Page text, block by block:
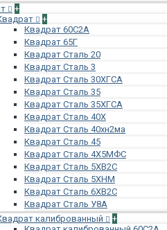
+
+
Квадрат 60С2А
Квадрат 65Г
Квадрат Сталь 20
Квадрат Сталь 3
Квадрат Сталь 30ХГСА
Квадрат Сталь 35
Квадрат Сталь 35ХГСА
Квадрат Сталь 40Х
Квадрат Сталь 40хн2ма
Квадрат Сталь 45
Квадрат Сталь 4Х5МФС
Квадрат Сталь 5ХВ2С
Квадрат Сталь 5ХНМ
Квадрат Сталь 6ХВ2С
Квадрат Сталь У8А
калиброванный
+